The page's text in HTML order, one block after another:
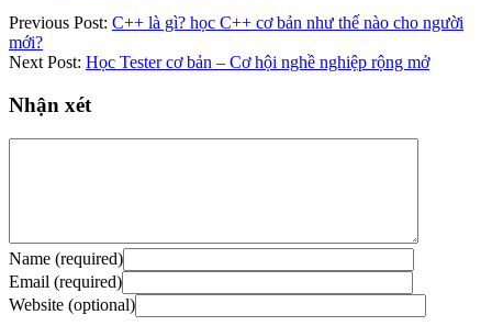
Previous Post: C++ là gì? học C++ cơ bản như thế nào cho người
mới?
Next Post: Học Tester cơ bản – Cơ hội nghề nghiệp rộng mở
Nhận xét
Name (required)
Email (required)
Website (optional)